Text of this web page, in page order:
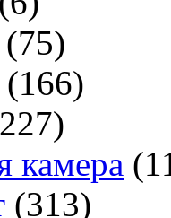
(75)
(166)
камера
(313)